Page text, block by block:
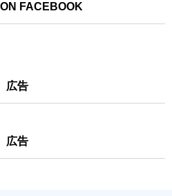
FACEBOOK
広告
広告